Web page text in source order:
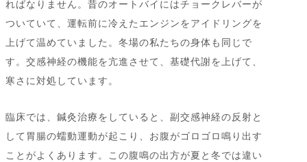
ればなりません。昔のオートバイにはチョークレバーが
ついていて、運転前に冷えたエンジンをアイドリングを
上げて温めていました。冬場の私たちの身体も同じで
す。交感神経の機能を亢進させて、基礎代謝を上げて、
寒さに対処しています。
臨床では、鍼灸治療をしていると、副交感神経の反射と
して胃腸の蠕動運動が起こり、お腹がゴロゴロ鳴り出す
ことがよくあります。この腹鳴の出方が夏と冬では違い